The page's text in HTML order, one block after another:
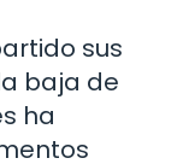
sus
baja de
ha